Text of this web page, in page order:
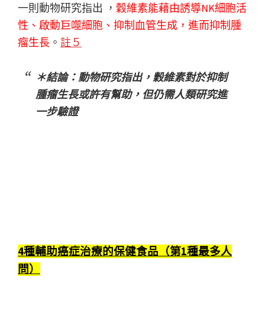
一則動物研究指出 ， 穀維素能藉由誘導NK細胞活
性、啟動巨噬細胞、抑制血管生成，進而抑制腫
瘤生長 。 註５
＊結論：動物研究指出，穀維素對於抑制
腫瘤生長或許有幫助，但仍需人類研究進
一步驗證
4種輔助癌症治療的保健食品（第1種最多人
問）